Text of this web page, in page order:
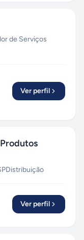
de Serviços
Ver perfil
Distribuição
Ver perfil